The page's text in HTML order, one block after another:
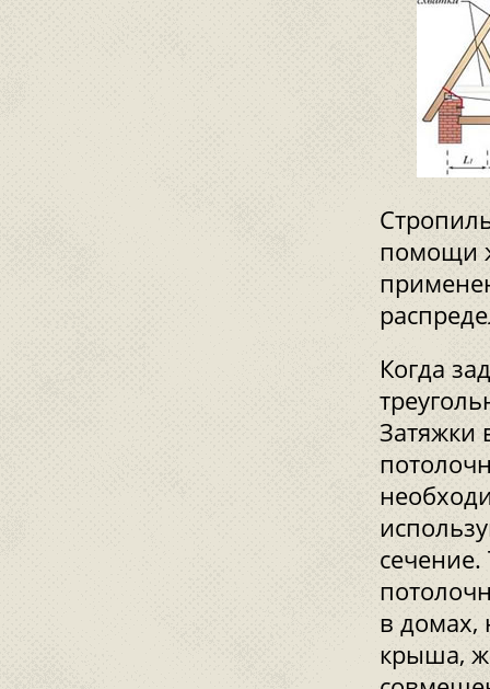
помощи
Когда
Затяжки
сечение.
в домах,
крыша,